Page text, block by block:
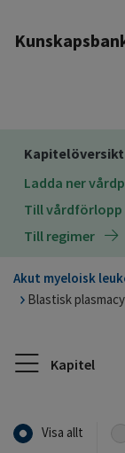
Kapitelöversikt
Ladda ner
Till vårdförlopp
Till regimer
Akut myeloisk
Blastisk
Kapitel
Visa allt